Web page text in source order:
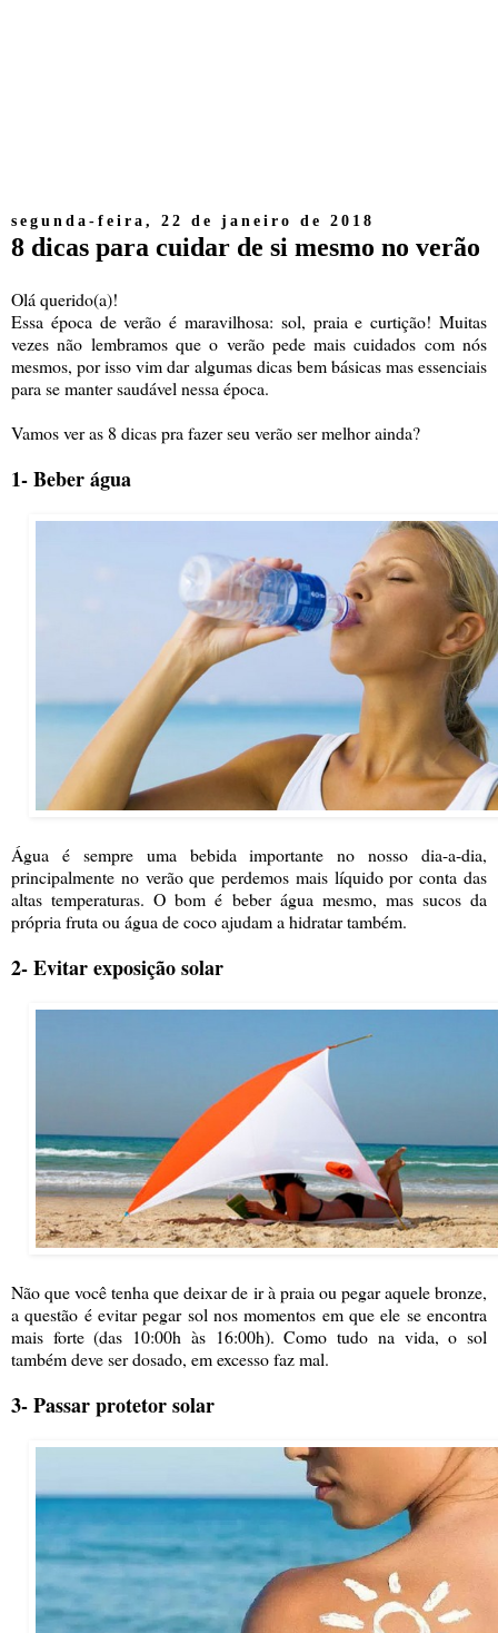
segunda-feira, 22 de janeiro de 2018
8 dicas para cuidar de si mesmo no verão
Olá querido(a)!
Essa época de verão é maravilhosa: sol, praia e curtição! Muitas
vezes não lembramos que o verão pede mais cuidados com nós
mesmos, por isso vim dar algumas dicas bem básicas mas essenciais
para se manter saudável nessa época.
Vamos ver as 8 dicas pra fazer seu verão ser melhor ainda?
1- Beber água
Água é sempre uma bebida importante no nosso dia-a-dia,
principalmente no verão que perdemos mais líquido por conta das
altas temperaturas. O bom é beber água mesmo, mas sucos da
própria fruta ou água de coco ajudam a hidratar também.
2- Evitar exposição solar
Não que você tenha que deixar de ir à praia ou pegar aquele bronze,
a questão é evitar pegar sol nos momentos em que ele se encontra
mais forte (das 10:00h às 16:00h). Como tudo na vida, o sol
também deve ser dosado, em excesso faz mal.
3- Passar protetor solar